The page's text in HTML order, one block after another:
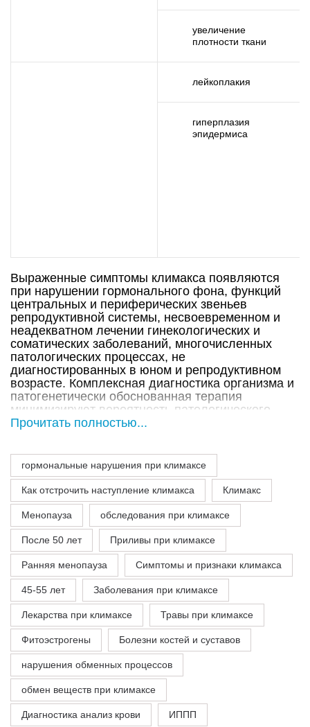
увеличение
плотности ткани
лейкоплакия
гиперплазия
эпидермиса
Выраженные симптомы климакса появляются
при нарушении гормонального фона, функций
центральных и периферических звеньев
репродуктивной системы, несвоевременном и
неадекватном лечении гинекологических и
соматических заболеваний, многочисленных
патологических процессах, не
диагностированных в юном и репродуктивном
возрасте. Комплексная диагностика организма и
патогенетически обоснованная терапия
минимизируют вероятность патологического
течения климакса с выраженной симптоматикой.
гормональные нарушения при климаксе
Как отстрочить наступление климакса Климакс
Менопауза обследования при климаксе
После 50 лет Приливы при климаксе
Ранняя менопауза Симптомы и признаки климакса
45-55 лет Заболевания при климаксе
Лекарства при климаксе Травы при климаксе
Фитоэстрогены Болезни костей и суставов
нарушения обменных процессов
обмен веществ при климаксе
Диагностика анализ крови ИППП